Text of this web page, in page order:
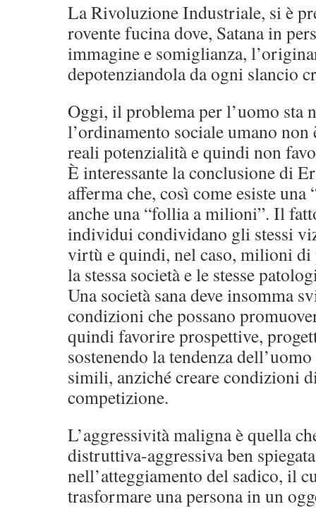
La Rivoluzione Industriale, si è
rovente fucina dove, Satana in
immagine e somiglianza,
depotenziandola da ogni slancio
Oggi, il problema per l’uomo sta
l’ordinamento sociale umano non
reali potenzialità e quindi non
È interessante la conclusione di
afferma che, così come esiste una
anche una “follia a milioni”. Il
individui condividano gli stessi
virtù e quindi, nel caso, milioni
la stessa società e le stesse
Una società sana deve insomma
condizioni che possano
quindi favorire prospettive,
sostenendo la tendenza
simili, anziché creare condizioni
competizione.
L’aggressività maligna è quella
distruttiva-aggressiva ben
nell’atteggiamento del sadico, il
trasformare una persona in un